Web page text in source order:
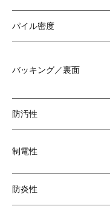
パイル密度
バッキング／裏面
防汚性
制電性
防炎性